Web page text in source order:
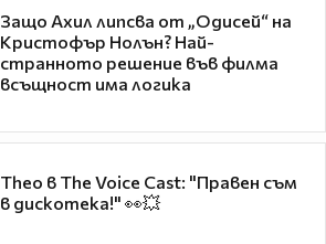
Защо Ахил липсва от „Одисей“ на
Кристофър Нолън? Най-
странното решение във филма
всъщност има логика
Theo в The Voice Cast: "Правен съм
в дискотека!" 👀💥